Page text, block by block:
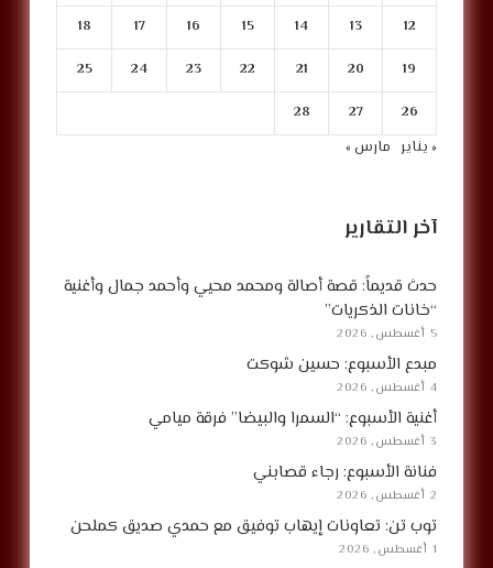
12
13
14
15
16
17
18
19
20
21
22
23
24
25
26
27
28
« يناير مارس »
آخر التقارير
حدث قديماً: قصة أصالة ومحمد محيي وأحمد جمال وأغنية
“خانات الذكريات”
5 أغسطس, 2026
مبدع الأسبوع: حسين شوكت
4 أغسطس, 2026
أغنية الأسبوع: “السمرا والبيضا” فرقة ميامي
3 أغسطس, 2026
فنانة الأسبوع: رجاء قصابني
2 أغسطس, 2026
توب تن: تعاونات إيهاب توفيق مع حمدي صديق كملحن
1 أغسطس, 2026